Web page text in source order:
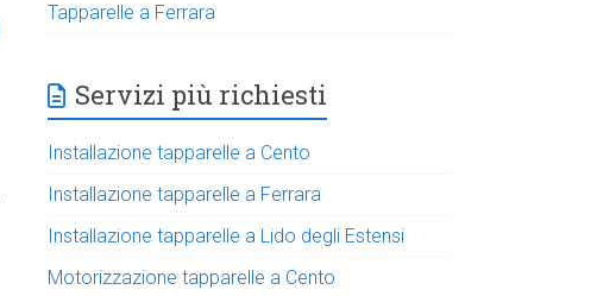
Tapparelle a Ferrara
Servizi più richiesti
Installazione tapparelle a Cento
Installazione tapparelle a Ferrara
Installazione tapparelle a Lido degli Estensi
Motorizzazione tapparelle a Cento